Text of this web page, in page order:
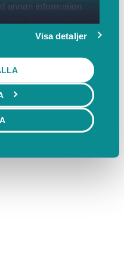
annan information
Visa detaljer